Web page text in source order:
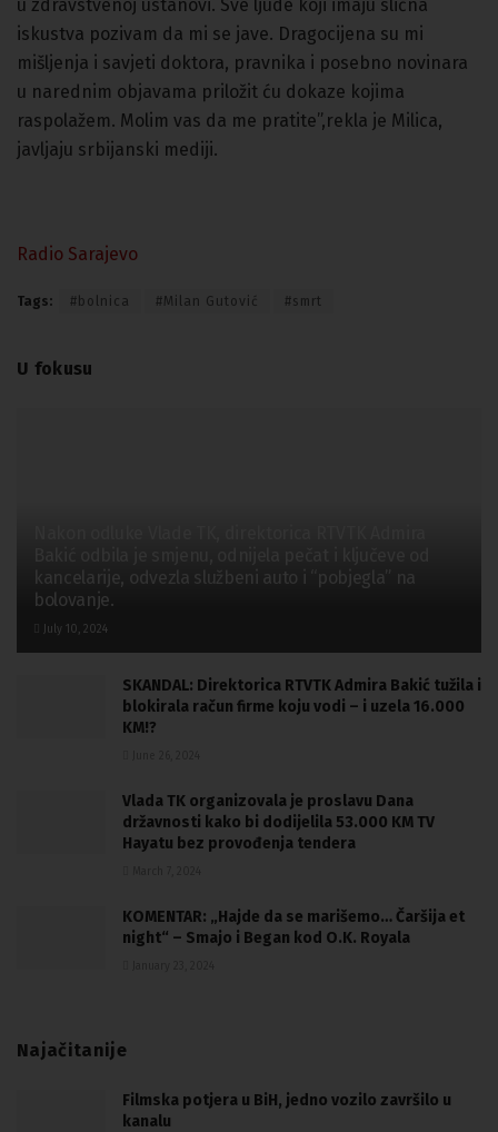
u zdravstvenoj ustanovi. Sve ljude koji imaju slična
iskustva pozivam da mi se jave. Dragocijena su mi
mišljenja i savjeti doktora, pravnika i posebno novinara
u narednim objavama priložit ću dokaze kojima
raspolažem. Molim vas da me pratite”,rekla je Milica,
javljaju srbijanski mediji.
Radio Sarajevo
Tags: #bolnica #Milan Gutović #smrt
U fokusu
kancelarije, odvezla službeni auto i “pobjegla” na
bolovanje.
July 10, 2024
SKANDAL: Direktorica RTVTK Admira Bakić tužila i
blokirala račun firme koju vodi – i uzela 16.000
KM!?
Vlada TK organizovala je proslavu Dana
državnosti kako bi dodijelila 53.000 KM TV
Hayatu bez provođenja tendera
KOMENTAR: „Hajde da se marišemo… Čaršija et
night“ – Smajo i Began kod O.K. Royala
Najačitanije
Filmska potjera u BiH, jedno vozilo završilo u
kanalu